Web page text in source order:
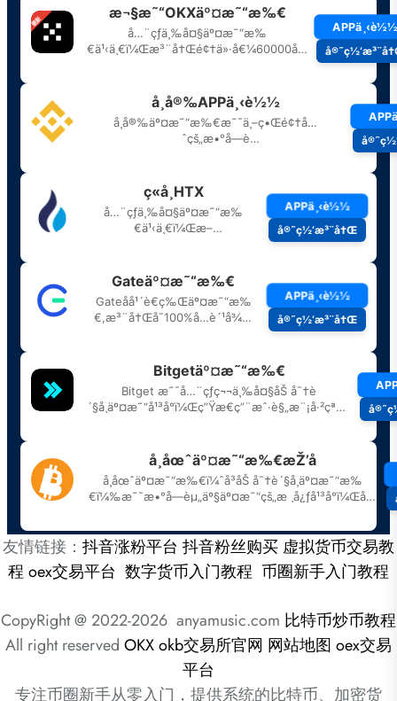
友情链接： 抖音涨粉平台 抖音粉丝购买虚拟货币交易教
程oex交易平台 数字货币入门教程 币圈新手入门教程
CopyRight @ 2022-2026 anyamusic.com 比特币炒币教程
All right reserved OKXokb交易所官网 网站地图 oex交易
平台
专注币圈新手从零入门，提供系统的比特币、加密货